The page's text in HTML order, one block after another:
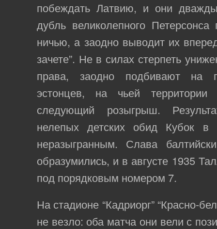
побеждать Латвию, и они
дубль великолепного Петерсонса
ничью, а заодно выводит их
зачете”. Не в силах стерпеть
права, заодно подбивают на
эстонцев, на чьей территории
следующий розыгрыш.
нелепых детских обид Кубок в
неразыгранным. Слава
образумились, и в августе 1935
под порядковым номером 7.
На стадионе “Кадриорг” “Красно-
не везло: оба матча они вели с